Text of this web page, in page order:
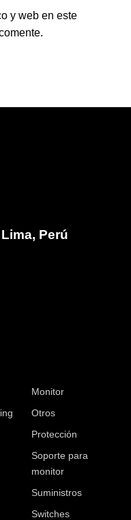
y web en este
Perú
Monitor
Otros
Protección
Soporte para
monitor
Suministros
Switches